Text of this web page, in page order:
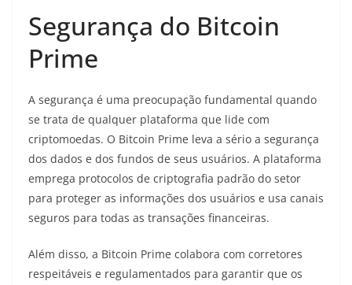
Segurança do Bitcoin
Prime
A segurança é uma preocupação fundamental quando
se trata de qualquer plataforma que lide com
criptomoedas. O Bitcoin Prime leva a sério a segurança
dos dados e dos fundos de seus usuários. A plataforma
emprega protocolos de criptografia padrão do setor
para proteger as informações dos usuários e usa canais
seguros para todas as transações financeiras.
Além disso, a Bitcoin Prime colabora com corretores
respeitáveis e regulamentados para garantir que os